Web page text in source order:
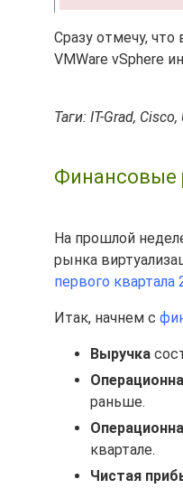
Сразу отмечу,
VMWare vSphere
Таги: IT-Grad,
Финансовые
На прошлой
рынка
первого квартала
Итак, начнем с
Выручка
раньше.
квартале.
Чистая